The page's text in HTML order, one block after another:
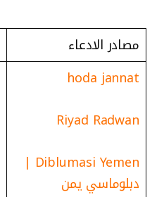
مصادر الادعاء
hoda jannat
Riyad Radwan
Diblumasi Yemen |
دبلوماسي يمن